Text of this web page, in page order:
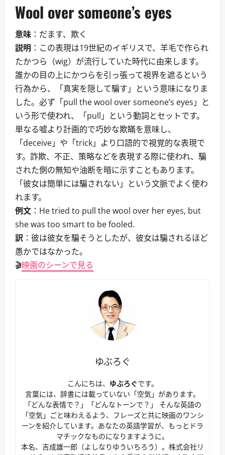
Wool over someone’s eyes
意味 ：だます、欺く
説明 ：この表現は19世紀のイギリスで、羊毛で作られ
たかつら（wig）が流行していた時代に由来します。
誰かの目の上にかつらを引っ張って視界を遮るという
行為から、「真実を隠して騙す」という意味になりま
した。必ず「pull the wool over someone’s eyes」と
いう形で使われ、「pull」という動詞とセットです。
単なる嘘より計画的で巧妙な欺瞞を意味し、
「deceive」や「trick」より口語的で視覚的な表現で
す。詐欺、不正、策略などを表現する際に使われ、騙
された側の無知や油断を暗に示すこともあります。
「彼女は簡単には騙されない」という文脈でよく使わ
れます。
例文 ：He tried to pull the wool over her eyes, but
she was too smart to be fooled.
訳 ：彼は彼女を騙そうとしたが、彼女は騙されるほど
愚かではなかった。
🎬映画のシーンで見る
ゆぶろぐ
こんにちは、 ゆぶろぐです。
言葉には、辞書には載っていない「空気」があります。
「どんな表情で？」「どんなトーンで？」 そんな英語の
「空気」ごと味わえるよう、フレーズと共に映画のワンシ
ーンを紹介しています。あなたの英語学習が、もっとドラ
マチックなものになりますように。
本名、吉成雄一郎（よしなりゆういちろう）。株式会社リ